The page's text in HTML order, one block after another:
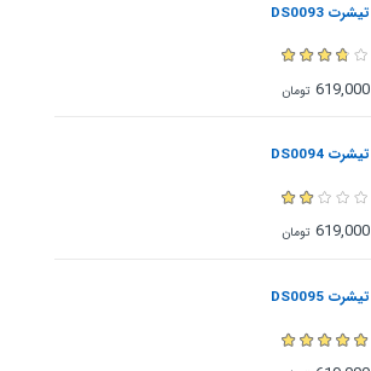
تیشرت DS0093
619,000 تومان
تیشرت DS0094
619,000 تومان
تیشرت DS0095